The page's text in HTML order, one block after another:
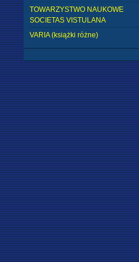
TOWARZYSTWO NAUKOWE
SOCIETAS VISTULANA
VARIA (książki różne)